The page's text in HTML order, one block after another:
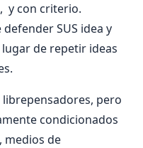
y con criterio.
SUS idea y
de repetir ideas
pero
condicionados
medios de